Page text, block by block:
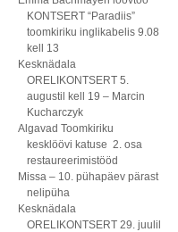
KONTSERT “Paradiis”
toomkiriku inglikabelis 9.08
kell 13
Kesknädala
ORELIKONTSERT 5.
augustil kell 19 – Marcin
Kucharczyk
Algavad Toomkiriku
kesklöövi katuse 2. osa
restaureerimistööd
Missa – 10. pühapäev pärast
nelipüha
Kesknädala
ORELIKONTSERT 29. juulil